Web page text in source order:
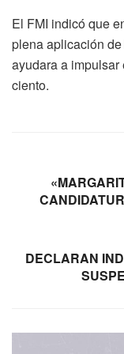
El FMI indicó que
plena aplicación
ayudara a
ciento.
DECLARAN